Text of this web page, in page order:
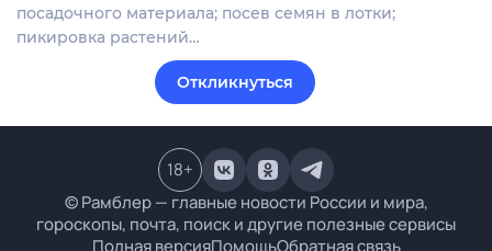
посадочного материала; посев семян в лотки;
пикировка растений…
Откликнуться
© Рамблер — главные новости России и мира,
гороскопы, почта, поиск и другие полезные сервисы
Полная версияПомощьОбратная связь
18+